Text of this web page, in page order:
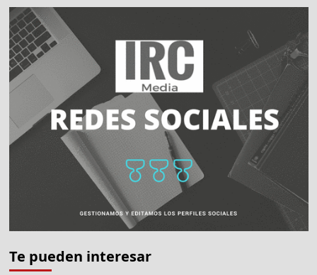
Fersay
colabora
en
las
potenciar
FP
Dual
través
Te pueden interesar